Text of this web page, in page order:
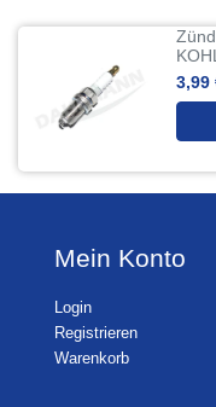
3,99
Mein Konto
Login
Registrieren
Warenkorb